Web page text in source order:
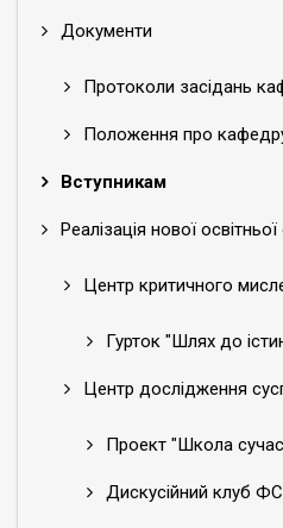
Документи
Протоколи засідань
Положення про
Вступникам
Реалізація нової освітньої
Центр критичного
Гурток "Шлях до
Центр дослідження
Проект "Школа
Дискусійний клуб